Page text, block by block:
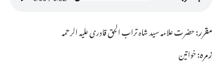
مقرر:حضرت علامہ سید شاہ تراب الحق قادری علیہ الرحمہ
زمرہ:خواتین